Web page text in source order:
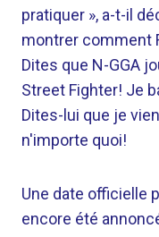
pratiquer », a-t-il
montrer comment
Dites que N-GGA
Street Fighter! Je
Dites-lui que je
n'importe quoi!
Une date officielle
encore été